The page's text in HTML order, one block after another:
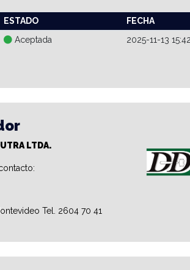
ESTADO
FECHA
Aceptada 2025-11-13
LTDA.
Tel. 2604 70 41